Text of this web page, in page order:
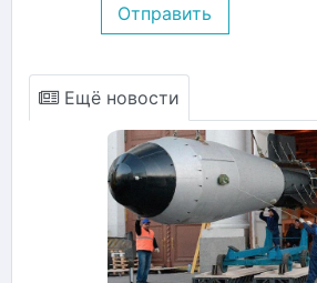
Отправить
Ещё новости